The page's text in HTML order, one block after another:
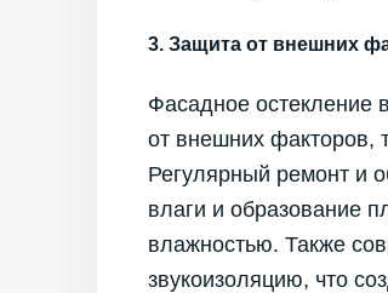
3. Защита от внешних
Фасадное остекление
от внешних факторов,
Регулярный ремонт и
влаги и образование
влажностью. Также
звукоизоляцию, что